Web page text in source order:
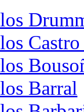
Barral